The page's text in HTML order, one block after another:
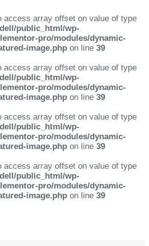
access array offset on value of type
public_html/wp-
pro/modules/dynamic-
image.php on line 39
access array offset on value of type
public_html/wp-
pro/modules/dynamic-
image.php on line 39
access array offset on value of type
public_html/wp-
pro/modules/dynamic-
image.php on line 39
access array offset on value of type
public_html/wp-
pro/modules/dynamic-
image.php on line 39